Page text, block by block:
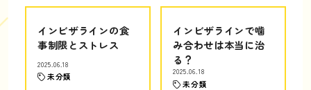
インビザラインの食
事制限とストレス
2025.06.18
未分類
インビザラインで噛
み合わせは本当に治
る？
2025.06.18
未分類